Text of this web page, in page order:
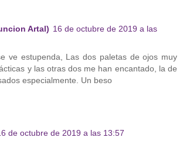
Artal) 16 de octubre de 2019 a las
ve estupenda, Las dos paletas de ojos muy
y las otras dos me han encantado, la de
especialmente. Un beso
de octubre de 2019 a las 13:57